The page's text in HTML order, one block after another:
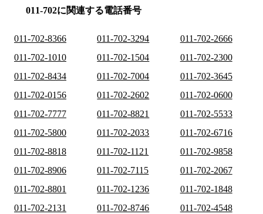
011-702に関連する電話番号
011-702-8366 011-702-3294
011-702-2666
011-702-1010
011-702-1504
011-702-2300
011-702-8434
011-702-7004
011-702-3645
011-702-0156
011-702-2602
011-702-0600
011-702-7777
011-702-8821
011-702-5533
011-702-5800
011-702-2033
011-702-6716
011-702-8818
011-702-1121
011-702-9858
011-702-8906
011-702-7115
011-702-2067
011-702-8801
011-702-1236
011-702-1848
011-702-2131
011-702-8746
011-702-4548